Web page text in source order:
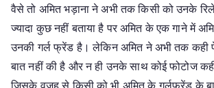
वैसे तो अमित भड़ाना ने अभी तक किसी को उनके
ज्यादा कुछ नहीं बताया है पर अमित के एक गाने में
उनकी गर्ल फ्रेंड है। लेकिन अमित ने अभी तक कही
बात नहीं की है और न ही उनके साथ कोई फोटोज